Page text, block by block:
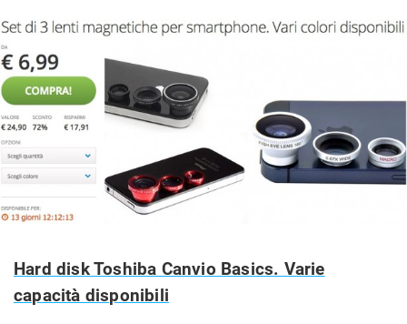
Hard disk Toshiba Canvio Basics. Varie
capacità disponibili